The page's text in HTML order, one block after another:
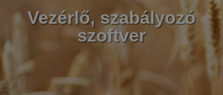
Vezérlő, szabályozó
szoftver